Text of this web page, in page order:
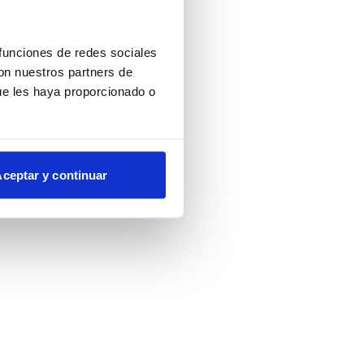
de redes sociales
nuestros partners de
les haya proporcionado o
y continuar
information).